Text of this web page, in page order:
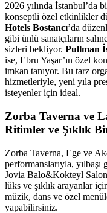
2026 yılında İstanbul’da
konseptli özel etkinlikler
Hotels Bostancı’da
gibi ünlü sanatçıların
sizleri bekliyor. Pullman
ise, Ebru Yaşar’ın özel
imkan tanıyor. Bu tarz
hizmetleriyle, yeni yıla
isteyenler için ideal.
Zorba Taverna ve
Ritimler ve Şıklık
Zorba Taverna, Ege ve
performanslarıyla, yılbaşı
Jovia Balo&Kokteyl
lüks ve şıklık arayanlar
müzik, dans ve özel
yapabilirsiniz.